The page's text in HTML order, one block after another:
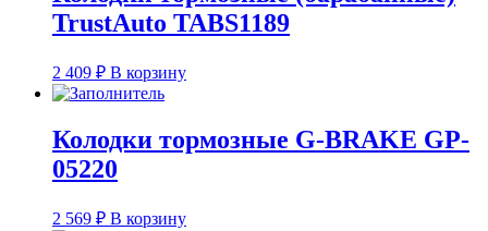
TrustAuto TABS1189
2 409 ₽ В корзину
Колодки тормозные G-BRAKE GP-
05220
2 569 ₽ В корзину